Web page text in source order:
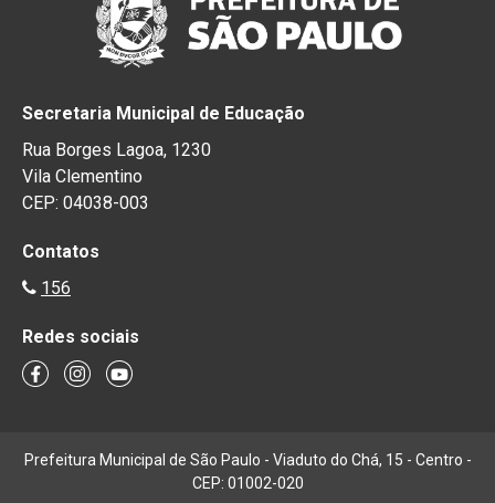
Secretaria Municipal de Educação
Rua Borges Lagoa, 1230
Vila Clementino
CEP: 04038-003
Contatos
156
Redes sociais
Prefeitura Municipal de São Paulo - Viaduto do Chá, 15 - Centro -
CEP: 01002-020